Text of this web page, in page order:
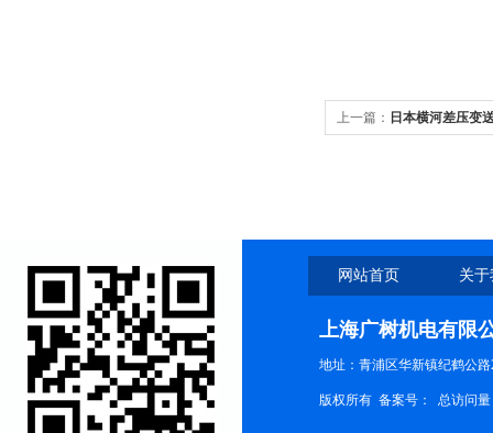
上一篇： 日本横河差压变
网站首页 关
上海广树机电有限
地址：青浦区华新镇纪鹤公路
版权所有 备案号： 总访问